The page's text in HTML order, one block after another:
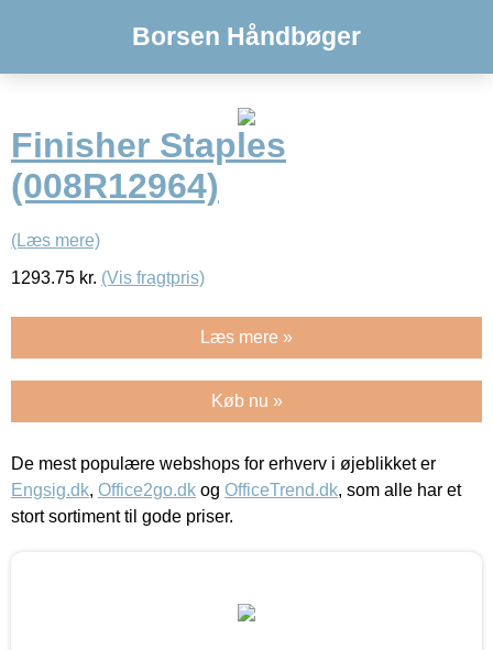
Borsen Håndbøger
Finisher Staples
(008R12964)
(Læs mere)
1293.75 kr. (Vis fragtpris)
Læs mere »
Køb nu »
De mest populære webshops for erhverv i øjeblikket er
Engsig.dk, Office2go.dk og OfficeTrend.dk, som alle har et
stort sortiment til gode priser.